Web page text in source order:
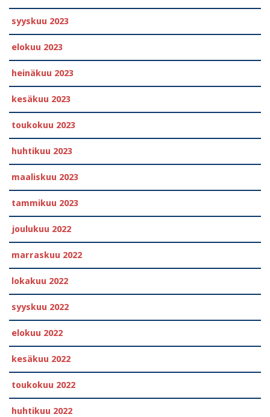
syyskuu 2023
elokuu 2023
heinäkuu 2023
kesäkuu 2023
toukokuu 2023
huhtikuu 2023
maaliskuu 2023
tammikuu 2023
joulukuu 2022
marraskuu 2022
lokakuu 2022
syyskuu 2022
elokuu 2022
kesäkuu 2022
toukokuu 2022
huhtikuu 2022